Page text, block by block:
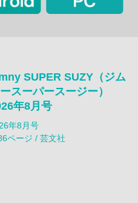
SUPER SUZY（ジム
スーパースージー）
年8月号
年8月号
ページ / 芸文社